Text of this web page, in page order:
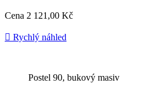
Cena 2 121,00 Kč
 Rychlý náhled
Postel 90, bukový masiv